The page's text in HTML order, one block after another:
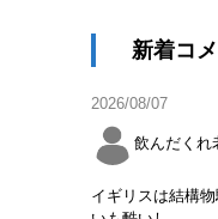
新着コ
2026/08/07
飲んだくれ
イギリスは結構